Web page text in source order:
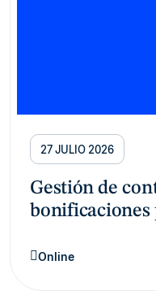
27 JULIO 2026
Gestión de
bonificaciones
Online